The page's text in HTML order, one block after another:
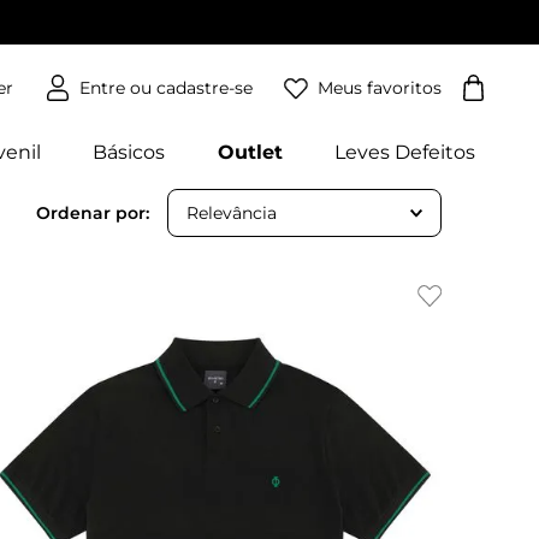
Meus favoritos
Básicos Outlet Leves Defeitos
Relevância